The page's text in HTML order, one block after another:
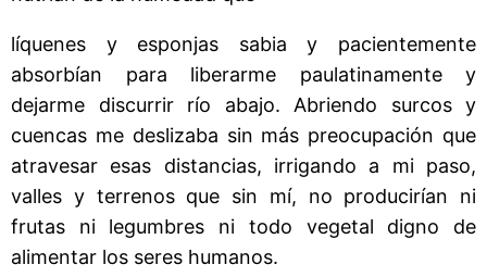
líquenes y esponjas sabia y pacientemente
absorbían para liberarme paulatinamente y
dejarme discurrir río abajo. Abriendo surcos y
cuencas me deslizaba sin más preocupación que
atravesar esas distancias, irrigando a mi paso,
valles y terrenos que sin mí, no producirían ni
frutas ni legumbres ni todo vegetal digno de
alimentar los seres humanos.